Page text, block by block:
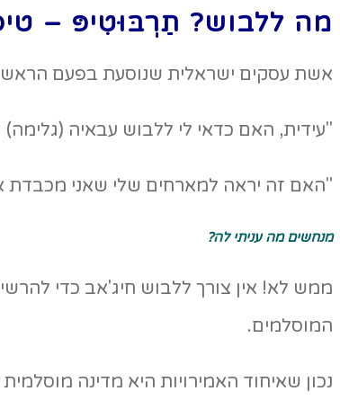
מה ללבוש? תַרְבּוּטִיפּ –
אשת עסקים ישראלית שנוסעת בפעם
"עידית, האם כדאי לי ללבוש עבאיה (גלימה)
"האם זה יראה למארחים שלי שאני מכבדת
מנחשים מה עניתי לה?
ממש לא! אין צורך ללבוש חיג'אב כדי
המוסלמים.
נכון שאיחוד האמירויות היא מדינה